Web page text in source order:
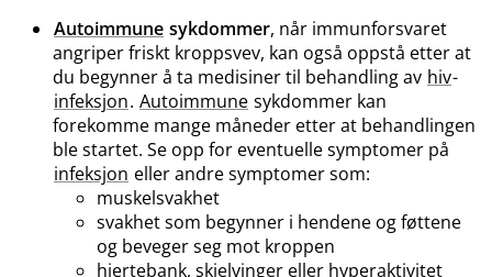
Autoimmune sykdommer, når immunforsvaret
angriper friskt kroppsvev, kan også oppstå etter at
du begynner å ta medisiner til behandling av hiv-
infeksjon. Autoimmune sykdommer kan
forekomme mange måneder etter at behandlingen
ble startet. Se opp for eventuelle symptomer på
infeksjon eller andre symptomer som:
muskelsvakhet
svakhet som begynner i hendene og føttene
og beveger seg mot kroppen
hjertebank, skjelvinger eller hyperaktivitet